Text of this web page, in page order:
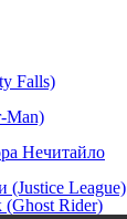
Falls)
Man)
Нечитайло
(Justice League)
Rider)